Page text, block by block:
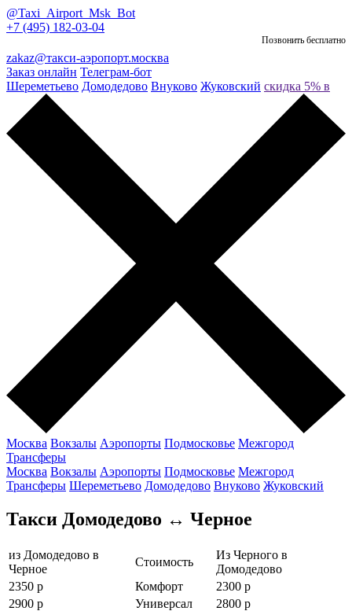
@Taxi_Airport_Msk_Bot
+7 (495) 182-03-04
Позвонить бесплатно
zakaz@такси-аэропорт.москва
Заказ онлайн Телеграм-бот
Шереметьево Домодедово Внуково Жуковский скидка 5% в
Москва Вокзалы Аэропорты Подмосковье Межгород
Трансферы
Москва Вокзалы Аэропорты Подмосковье Межгород
Трансферы Шереметьево Домодедово Внуково Жуковский
Такси Домодедово ↔ Черное
из Домодедово в
Черное
Стоимость
Из Черного в
Домодедово
2350 р
Комфорт
2300 р
2900 р
Универсал
2800 р